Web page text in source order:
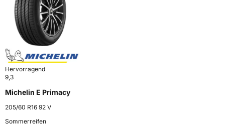
Hervorragend
9,3
Michelin E Primacy
205/60 R16 92 V
Sommerreifen